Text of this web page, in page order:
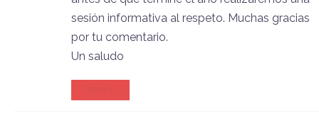
sesión informativa al respeto. Muchas gracias
por tu comentario.
Un saludo